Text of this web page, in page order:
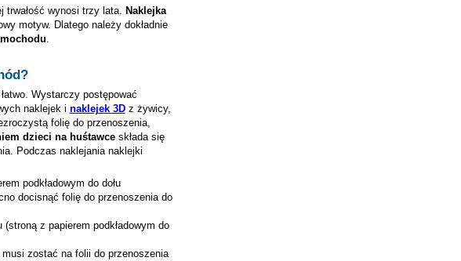
trwałość wynosi trzy lata. Naklejka
motyw. Dlatego należy dokładnie
.
Wystarczy postępować
naklejek i naklejek 3Dz żywicy,
folię do przenoszenia,
dzieci na huśtawceskłada się
Podczas naklejania naklejki
podkładowym do dołu
docisnąć folię do przenoszenia do
z papierem podkładowym do
zostać na folii do przenoszenia